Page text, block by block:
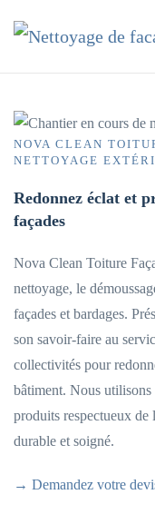
Accéder au
NOVA CLEAN
NETTOYAGE
Redonnez éclat et
façades
Nova Clean Toiture
nettoyage, le
façades et bardages.
son savoir-faire au
collectivités pour
bâtiment. Nous utilisons
produits respectueux de
durable et soigné.
→ Demandez votre